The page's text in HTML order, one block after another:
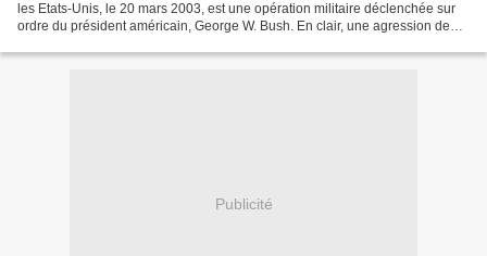
les Etats-Unis, le 20 mars 2003, est une opération militaire déclenchée sur
ordre du président américain, George W. Bush. En clair, une agression de
Publicité